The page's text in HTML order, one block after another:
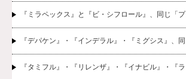
『ミラペックス』と『ビ・シフロール』、同じ「
『デパケン』・『インデラル』・『ミグシス』、
『タミフル』・『リレンザ』・『イナビル』・『